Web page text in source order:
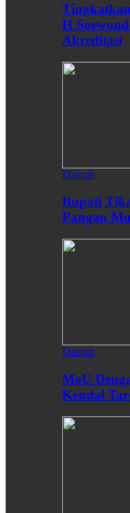
H
Akreditasi
Daerah
Bupati
Pangan
Daerah
MoU
Kendal